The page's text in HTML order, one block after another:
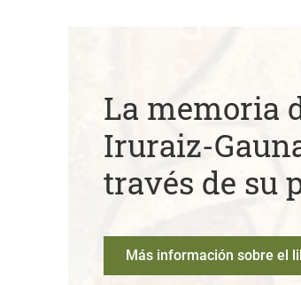
La memoria
Iruraiz-
través de su
Más información sobre el